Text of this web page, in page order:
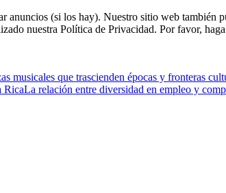
(si los hay). Nuestro sitio web también
nuestra Política de Privacidad. Por favor,
musicales que trascienden épocas y fronteras
RicaLa relación entre diversidad en empleo y